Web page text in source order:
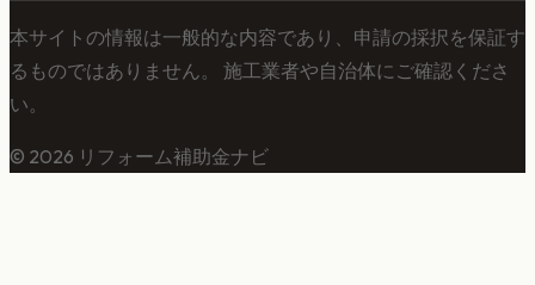
本サイトの情報は一般的な内容であり、申請の採択を保証す
るものではありません。 施工業者や自治体にご確認くださ
い。
© 2026 リフォーム補助金ナビ